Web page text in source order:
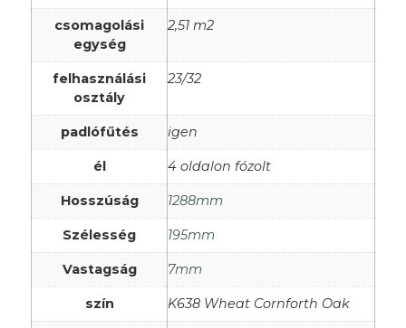
csomagolási
egység
2,51 m2
felhasználási
osztály
23/32
padlófűtés igen
él 4 oldalon fózolt
Hosszúság 1288mm
Szélesség 195mm
Vastagság 7mm
szín K638 Wheat Cornforth Oak